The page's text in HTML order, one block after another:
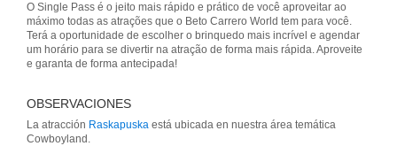
O Single Pass é o jeito mais rápido e prático de você aproveitar ao
máximo todas as atrações que o Beto Carrero World tem para você.
Terá a oportunidade de escolher o brinquedo mais incrível e agendar
um horário para se divertir na atração de forma mais rápida. Aproveite
e garanta de forma antecipada!
OBSERVACIONES
La atracción Raskapuska está ubicada en nuestra área temática
Cowboyland.